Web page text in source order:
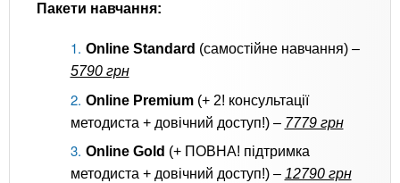
Пакети навчання:
Online Standard (самостійне навчання) –
5790 грн
Online Premium(+ 2! консультації
методиста + довічний доступ!) – 7779 грн
Online Gold (+ ПОВНА! підтримка
методиста + довічний доступ!) – 12790 грн